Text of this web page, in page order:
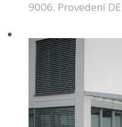
9006. Provedení